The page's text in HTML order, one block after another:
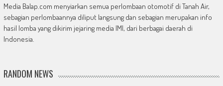
Media Balap.com menyiarkan semua perlombaan otomotif di Tanah Air,
sebagian perlombaannya diliput langsung dan sebagian merupakan info
hasil lomba yang dikirim jejaring media IMI, dari berbagai daerah di
Indonesia.
RANDOM NEWS